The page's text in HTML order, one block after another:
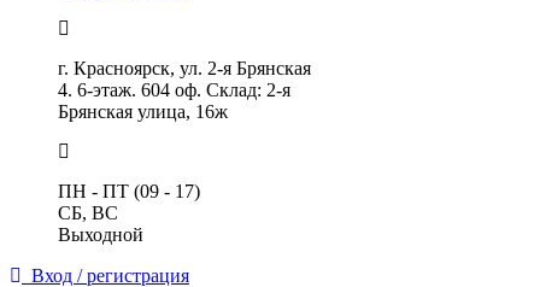
г. Красноярск, ул. 2-я Брянская
4. 6-этаж. 604 оф. Склад: 2-я
Брянская улица, 16ж
ПН - ПТ (09 - 17)
СБ, ВС
Выходной
Вход / регистрация